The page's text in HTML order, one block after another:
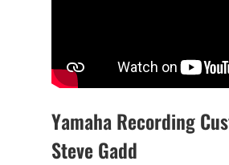
Yamaha Recording
Steve Gadd